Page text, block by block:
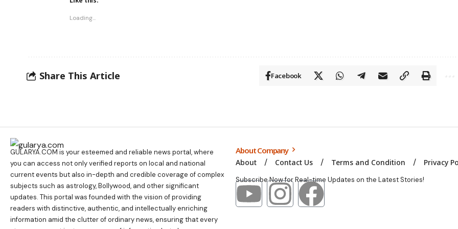
Loading...
Share This Article Facebook
GULARYA.COM is your esteemed and reliable news portal, where
you can access not only verified reports on local and national
current events but also in-depth and credible coverage of complex
subjects such as astrology, Bollywood, and other significant
updates. This portal was founded with the vision of providing
readers with distinctive, authentic, and intellectually enriching
information amid the clutter of ordinary news, ensuring that every
About Company
About Contact Us Terms and Condition Privacy
Subscribe Now for Real-time Updates on the Latest Stories!